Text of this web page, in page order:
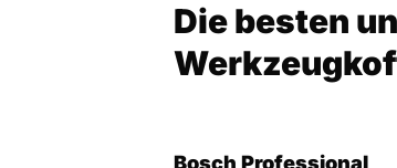
Die besten
Bosch Professional